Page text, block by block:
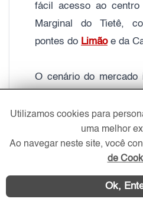
fácil acesso ao
Marginal do Tietê,
pontes do Limãoe da
O cenário do mercado
casas residenciais
, muita
imóveis
galpões e salões.
Utilizamos cookies para
uma melhor
Ao navegar neste site, você
de
Ok,